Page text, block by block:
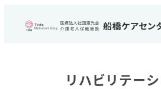
リハビリテー